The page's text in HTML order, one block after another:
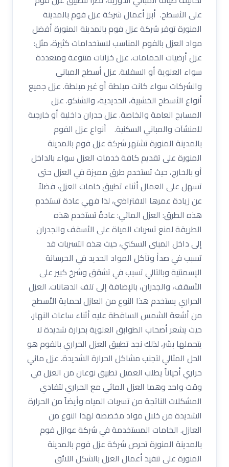
على الأسطح. أبرز أعمال شركة عزل فوم بالمدينة
المنورة توفر شركة عزل فوم بالمدينة المنورة أفضل
مواد العزل بالفوم المناسب لاستخدامات كثيرة، مثل:
عزل أرضيات الحمامات. عزل خزانات متنوعة ومتعددة
سواء العلوية أو السفلية. عزل أسطح المباني
والشركات سواء كانت مبلطة أو غير مبلطة. عزل جميع
أنواع الأسطح الخشبية، الحديدية، والشنكو. عزل
المسابح العامة والخاصة. عزل جدران داخلية أو خارجية
للمنشآت والمباني السكنية. أنواع عزل الفوم
بالمدينة المنورة تشتهر شركة عزل فوم بالمدينة
المنورة على تقديم كافة خدمات العزل سواء بالداخل
أو بالخارج، حيث تستخدم طرق مميزة في العزل حتى
تسهل على العمال أثناء تطبيق خامات العزل، فضلاً
عن زيادة عمرها الافتراضي، لذا فهي عادة تستخدم
هذه الطرق: العزل المائي: عادةً تستخدم هذه
الطريقة لمنع تسربات المياة على الأسقف والجدران
إلى داخل المبنى السكني، حيث هذه التسربات قد
تسبب في صدأ وتآكل المواد الحديد في الخرسانة
الإسمنتية وبالتالي تسبب في تشقق وشرخ كبير على
الأسقف، والجدران، بالإضافة إلى تلف الدهانات. العزل
الحراري يستخدم هذا النوع من العازل لحماية الأسطح
من أشعة الشمس الساقطة عليه أثناء ساعات النهار،
حيث يشعر أصحاب الطوابق العلوية بحرارة شديدة لا
يتحملها بشر، لذلك نجد تطبيق العزل الحراري بالفوم هو
الحل المثالي لتجنب مشاكل الحرارة الشديدة. عزل مائي
حراري أحياناً يطلب العميل تطبيق نوعان من العزل في
وقت واحد وهما العزل المائي مع الحراري لتفادي
المشكلات الناتجة من تسربات المياه وأيضاً من الحرارة
الشديدة من خلال مواد مخصصة لهذا النوع من
العازل. الخامات المستخدمة في شركة عوازل فوم
بالمدينة المنورة تحرص شركة عزل فوم بالمدينة
المنورة على تنفيذ أعمال العزل بالشكل اللائق